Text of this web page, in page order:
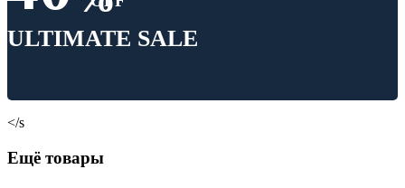
ULTIMATE SALE
</s
Ещё товары